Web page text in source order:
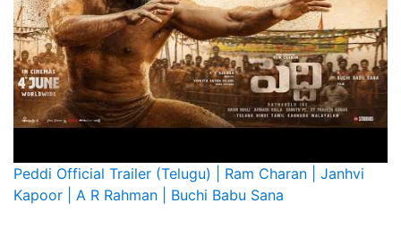
Peddi Official Trailer (Telugu) | Ram Charan | Janhvi
Kapoor | A R Rahman | Buchi Babu Sana